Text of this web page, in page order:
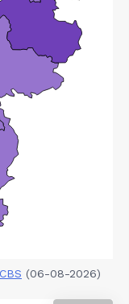
CBS (06-08-2026)